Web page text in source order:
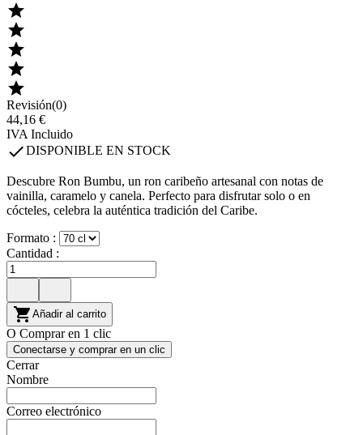





Revisión(0)
44,16 €
IVA Incluido
DISPONIBLE EN STOCK
Descubre Ron Bumbu, un ron caribeño artesanal con notas de
vainilla, caramelo y canela. Perfecto para disfrutar solo o en
cócteles, celebra la auténtica tradición del Caribe.
Formato :
Cantidad :
 Añadir al carrito
O Comprar en 1 clic
Conectarse y comprar en un clic
Cerrar
Nombre
Correo electrónico